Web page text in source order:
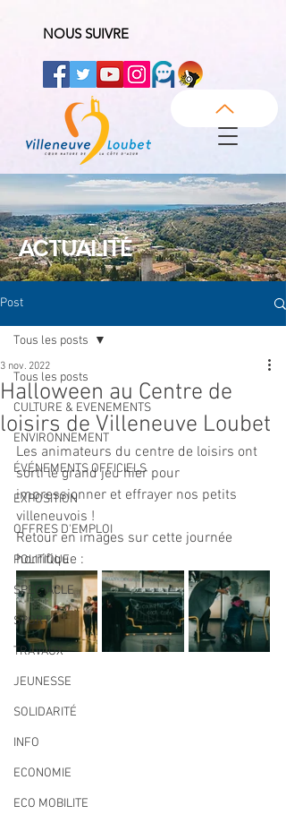
NOUS SUIVRE
ACTUALITÉ
Post
Tous les posts
CULTURE & EVENEMENTS
ENVIRONNEMENT
ÉVÉNEMENTS OFFICIELS
EXPOSITION
OFFRES D'EMPLOI
POLITIQUE
SPECTACLE
SPORT
TRAVAUX
JEUNESSE
SOLIDARITÉ
INFO
ECONOMIE
ECO MOBILITE
Tous les posts
Halloween au Centre de
loisirs de Villeneuve Loubet
3 nov. 2022
Les animateurs du centre de loisirs ont
sorti le grand jeu hier pour
impressionner et effrayer nos petits
villeneuvois !
Retour en images sur cette journée
horrifique :